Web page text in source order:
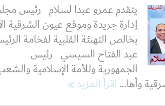
يتقدم عمرو عبدا لسلام رئيس
إدارة جريدة وموقع عيون الشرقية
بخالص التهنئة القلبية لفخامة
عبد الفتاح السيسي رئيس
الجمهورية وللأمة الإسلامية
وأها...اقرأ المزيد